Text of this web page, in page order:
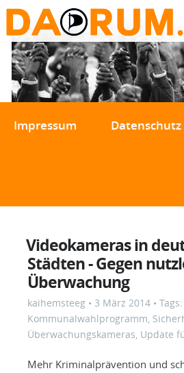
Impressum Datenschutz
Videokameras in
Städten - Gegen
Überwachung
kaihemsteeg • 3 März 2014 • Tags:
Kommunalwahlprogramm,
Überwachungskameras, Update
Mehr Kriminalprävention und